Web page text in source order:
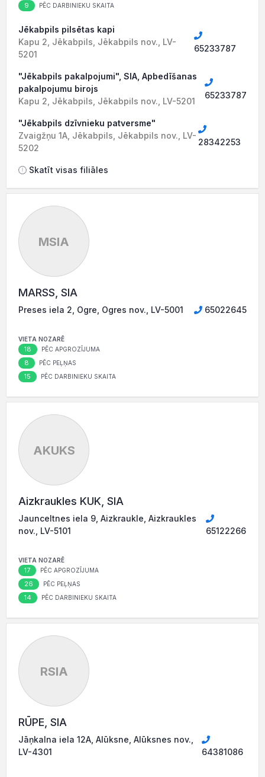
9 PĒC DARBINIEKU SKAITA
Jēkabpils pilsētas kapi
Kapu 2, Jēkabpils, Jēkabpils nov., LV-
5201
65233787
"Jēkabpils pakalpojumi", SIA, Apbedīšanas
pakalpojumu birojs
Kapu 2, Jēkabpils, Jēkabpils nov., LV-5201
65233787
"Jēkabpils dzīvnieku patversme"
Zvaigžņu 1A, Jēkabpils, Jēkabpils nov., LV-
5202
28342253
Skatīt visas filiāles
MSIA
MARSS, SIA
Preses iela 2, Ogre, Ogres nov., LV-5001 65022645
VIETA NOZARĒ
18 PĒC APGROZĪJUMA
8 PĒC PEĻŅAS
15 PĒC DARBINIEKU SKAITA
AKUKS
Aizkraukles KUK, SIA
Jaunceltnes iela 9, Aizkraukle, Aizkraukles
nov., LV-5101
65122266
VIETA NOZARĒ
17 PĒC APGROZĪJUMA
26 PĒC PEĻŅAS
14 PĒC DARBINIEKU SKAITA
RSIA
RŪPE, SIA
Jāņkalna iela 12A, Alūksne, Alūksnes nov.,
LV-4301
64381086